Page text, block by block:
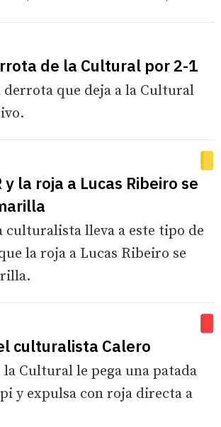
de la Cultural por 2-1
que deja a la Cultural
y la roja a Lucas Ribeiro se
culturalista lleva a este tipo de
la roja a Lucas Ribeiro se
culturalista Calero
Cultural le pega una patada
y expulsa con roja directa a